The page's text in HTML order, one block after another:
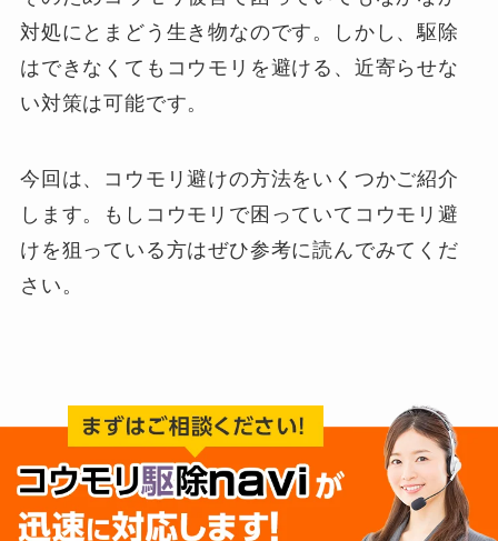
対処にとまどう生き物なのです。しかし、駆除
はできなくてもコウモリを避ける、近寄らせな
い対策は可能です。
今回は、コウモリ避けの方法をいくつかご紹介
します。もしコウモリで困っていてコウモリ避
けを狙っている方はぜひ参考に読んでみてくだ
さい。